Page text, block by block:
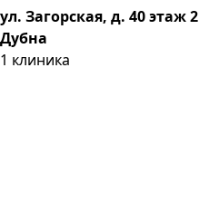
ул. Загорская, д. 40 этаж 2
Дубна
1 клиника